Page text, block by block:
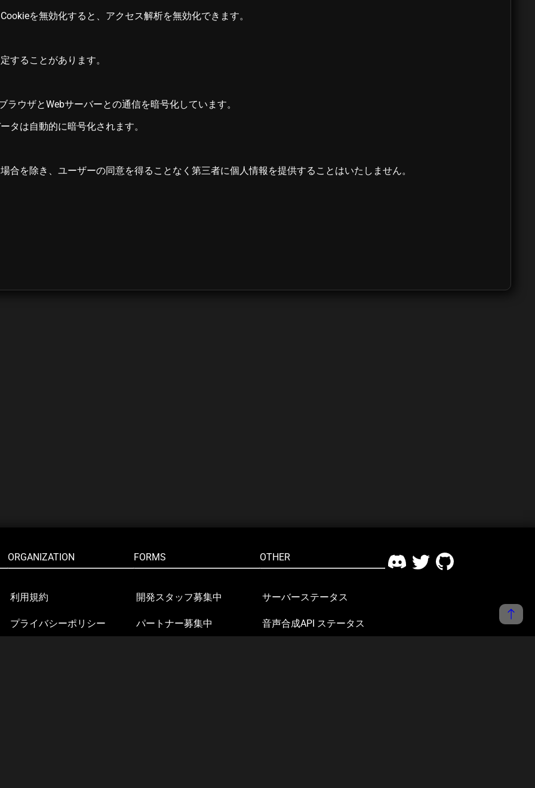
を無効化すると、アクセス解析を無効化できます。
することがあります。
ウザとWebサーバーとの通信を暗号化しています。
タは自動的に暗号化されます。
合を除き、ユーザーの同意を得ることなく第三者に個人情報を提供することはいたしません。
ORGANIZATION
利用規約
プライバシーポリシー
FORMS
開発スタッフ募集中
パートナー募集中
OTHER
サーバーステータス
音声合成API ステータス